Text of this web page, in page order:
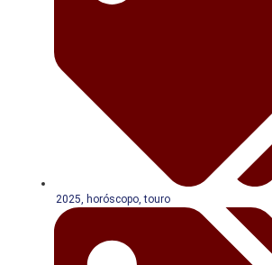
2025, horóscopo,touro